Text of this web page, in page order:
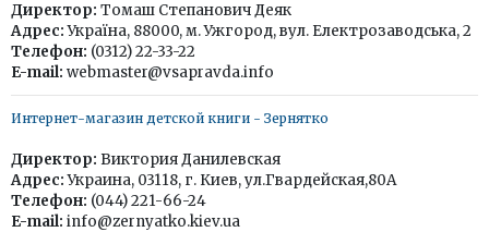
Директор: Томаш Степанович Деяк
Адрес:Україна, 88000, м. Ужгород, вул. Електрозаводська, 2
Телефон: (0312) 22-33-22
E-mail: webmaster@vsapravda.info
Интернет-магазин детской книги - Зернятко
Директор: Виктория Данилевская
Адрес:Украина, 03118, г. Киев, ул.Гвардейская,80А
Телефон: (044) 221-66-24
E-mail: info@zernyatko.kiev.ua